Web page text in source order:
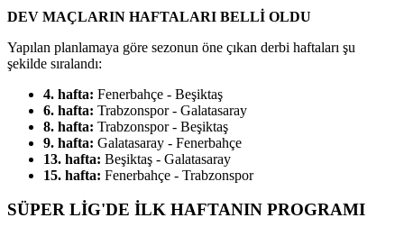
DEV MAÇLARIN HAFTALARI BELLİ OLDU
Yapılan planlamaya göre sezonun öne çıkan derbi haftaları şu
şekilde sıralandı:
4. hafta: Fenerbahçe - Beşiktaş
6. hafta: Trabzonspor - Galatasaray
8. hafta: Trabzonspor - Beşiktaş
9. hafta: Galatasaray - Fenerbahçe
13. hafta: Beşiktaş - Galatasaray
15. hafta: Fenerbahçe - Trabzonspor
SÜPER LİG'DE İLK HAFTANIN PROGRAMI